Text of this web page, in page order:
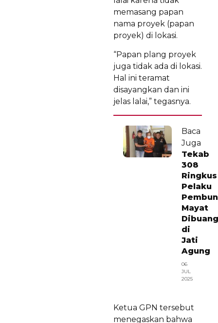
memasang papan
nama proyek (papan
proyek) di lokasi.
“Papan plang proyek
juga tidak ada di lokasi.
Hal ini teramat
disayangkan dan ini
jelas lalai,” tegasnya.
Baca
Juga
Tekab
308
Ringkus
Pelaku
Mayat
Dibuang
di
Jati
Agung
06
JUL
2025
Ketua GPN tersebut
menegaskan bahwa